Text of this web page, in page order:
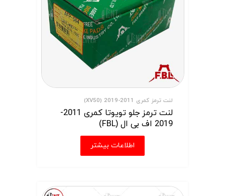
لنت ترمز کمری 2011-2019 (XV50)
لنت ترمز جلو تویوتا کمری 2011-
2019 اف بی ال (FBL)
اطلاعات بیشتر